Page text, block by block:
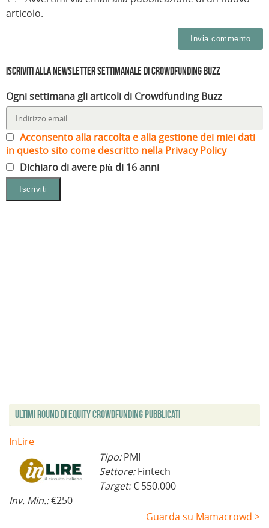
articolo.
Iscriviti alla Newsletter settimanale di Crowdfunding Buzz
Ogni settimana gli articoli di Crowdfunding Buzz
Acconsento alla raccolta e alla gestione dei miei dati
in questo sito come descritto nella Privacy Policy
Dichiaro di avere più di 16 anni
Ultimi Round di Equity Crowdfunding Pubblicati
InLire
Tipo:PMI
Settore:Fintech
Target:€ 550.000
Inv. Min.:€250
Guarda su Mamacrowd >